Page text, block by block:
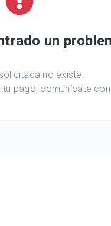
un
no existe.
pago, comunícate